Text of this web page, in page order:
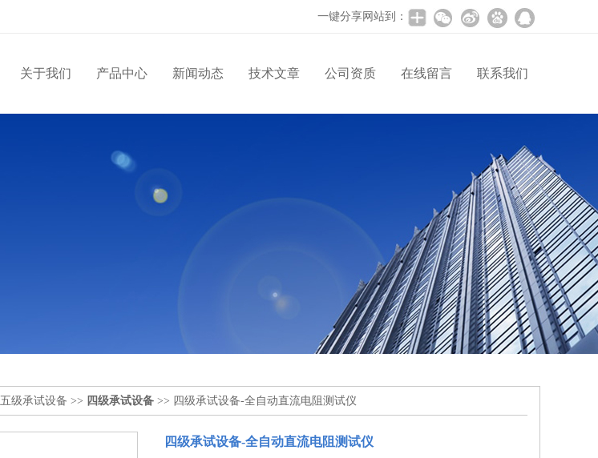
一键分享网站到：
关于我们 产品中心 新闻动态 技术文章 公司资质 在线留言 联系我们
五级承试设备 >> 四级承试设备 >> 四级承试设备-全自动直流电阻测试仪
四级承试设备-全自动直流电阻测试仪